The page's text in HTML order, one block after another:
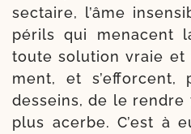
sec­taire, l’âme
périls qui menacent
toute solu­tion vraie
ment, et s’ef­forcent,
des­seins, de le
plus acerbe. C’est à